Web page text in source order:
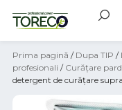
Prima pagină / Dupa TIP /
profesionali / Curățare
detergent de curățare